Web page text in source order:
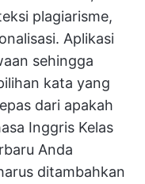
plagiarisme,
Aplikasi
sehingga
kata yang
dari apakah
Inggris Kelas
Anda
ditambahkan